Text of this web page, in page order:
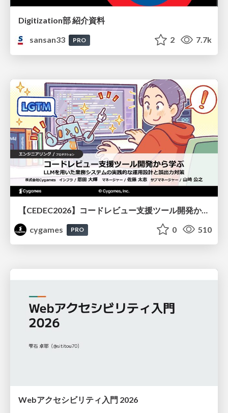
Digitization部 紹介資料
sansan33
PRO 2 7.7k
【CEDEC2026】コードレビュー支援ツール開発から学ぶ：LLMを用いた業務システムの実践的な運用設計と誤出力対策
cygames
PRO 0 510
Webアクセシビリティ入門 2026